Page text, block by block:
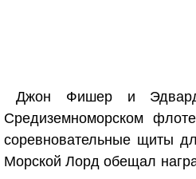
Джон Фишер и
Средиземноморском
соревновательные щиты
Морской Лорд обещал